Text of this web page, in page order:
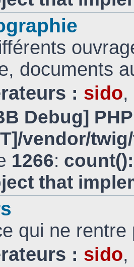
documents
: sido,
Debug]
vendor/
1266:
that
qui ne
: sido,